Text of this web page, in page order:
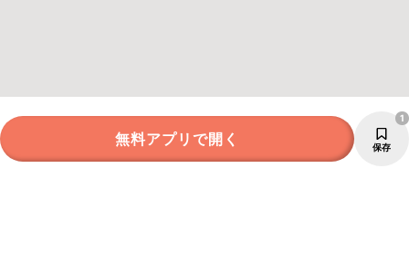
無料アプリで開く 保存
1